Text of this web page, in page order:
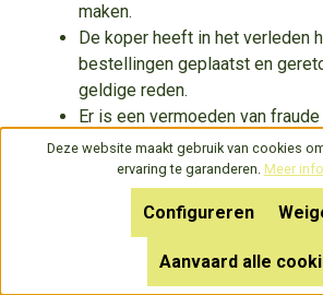
maken.
De koper heeft in het verleden
bestellingen geplaatst en
geldige reden.
Er is een vermoeden van
het bestelsysteem.
De betaling is niet ontvangen of
door de betalingsprovider.
4.2 Levering
Borderpakketten:Borderpakketten
Deze website maakt gebruik van cookies
ervaring te garanderen. Meer
Configureren
Aanvaard alle